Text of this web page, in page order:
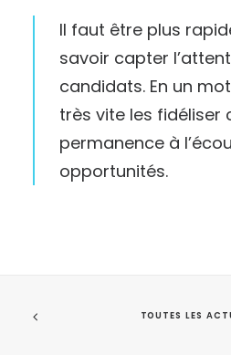
Il faut être plus
savoir capter
candidats. En un
très vite les fidéliser
permanence à
opportunités.
TOUTES LES